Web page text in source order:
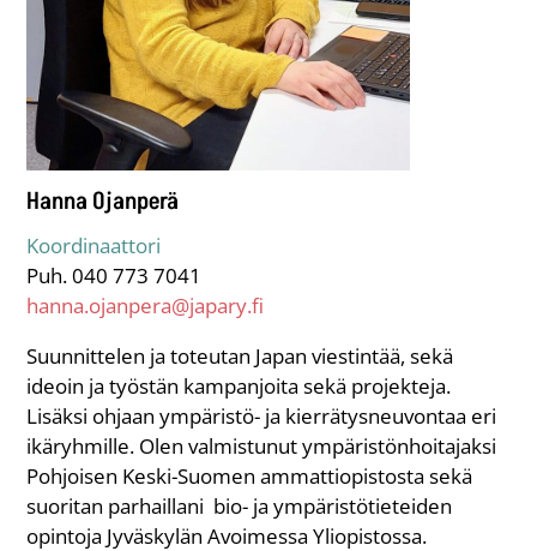
Hanna Ojanperä
Koordinaattori
Puh. 040 773 7041
hanna.ojanpera@japary.fi
Suunnittelen ja toteutan Japan viestintää, sekä
ideoin ja työstän kampanjoita sekä projekteja.
Lisäksi ohjaan ympäristö- ja kierrätysneuvontaa eri
ikäryhmille. Olen valmistunut ympäristönhoitajaksi
Pohjoisen Keski-Suomen ammattiopistosta sekä
suoritan parhaillani bio- ja ympäristötieteiden
opintoja Jyväskylän Avoimessa Yliopistossa.